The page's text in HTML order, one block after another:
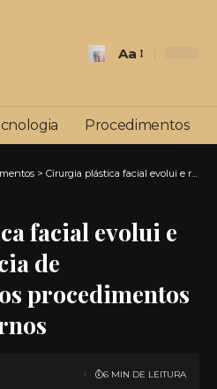
Font
Aa
Procedimentos
> Cirurgia plástica facial evolui e reforça tendência de naturalidade nos procedimentos estéticos modernos
facial evolui e
de
procedimentos
6 MIN DE LEITURA